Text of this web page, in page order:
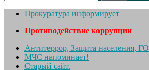
Прокуратура информирует
Противодействие коррупции
Антитеррор, Защита населения, ГО
МЧС напоминает!
Старый сайт.